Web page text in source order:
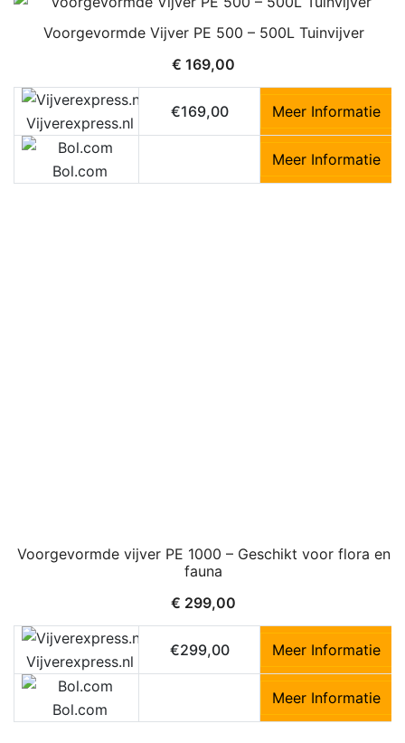
Voorgevormde Vijver PE 500 – 500L Tuinvijver
€ 169,00
Vijverexpress.nl
€169,00 Meer Informatie
Bol.com
Meer Informatie
Voorgevormde vijver PE 1000 – Geschikt voor flora en
fauna
€ 299,00
Vijverexpress.nl
€299,00 Meer Informatie
Bol.com
Meer Informatie